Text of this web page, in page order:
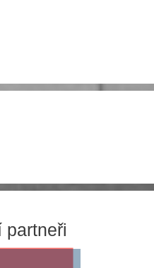
partneři